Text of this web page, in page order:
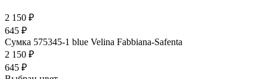
2 150 ₽
645 ₽
Сумка 575345-1 blue Velina Fabbiana-Safenta
2 150 ₽
645 ₽